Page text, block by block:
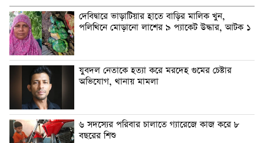
দেবিদ্বারে ভাড়াটিয়ার হাতে বাড়ির মালিক খুন,
পলিথিনে মোড়ানো লাশের ৯ প্যাকেট উদ্ধার, আটক ১
যুবদল নেতাকে হত্যা করে মরদেহ গুমের চেষ্টার
অভিযোগ, থানায় মামলা
৬ সদস্যের পরিবার চালাতে গ্যারেজে কাজ করে ৮
বছরের শিশু